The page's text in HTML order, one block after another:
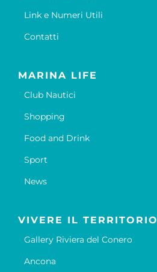
Link e Numeri Utili
Contatti
MARINA LIFE
Club Nautici
Shopping
Food and Drink
Sport
News
VIVERE IL TERRITORIO
Gallery Riviera del Conero
Ancona